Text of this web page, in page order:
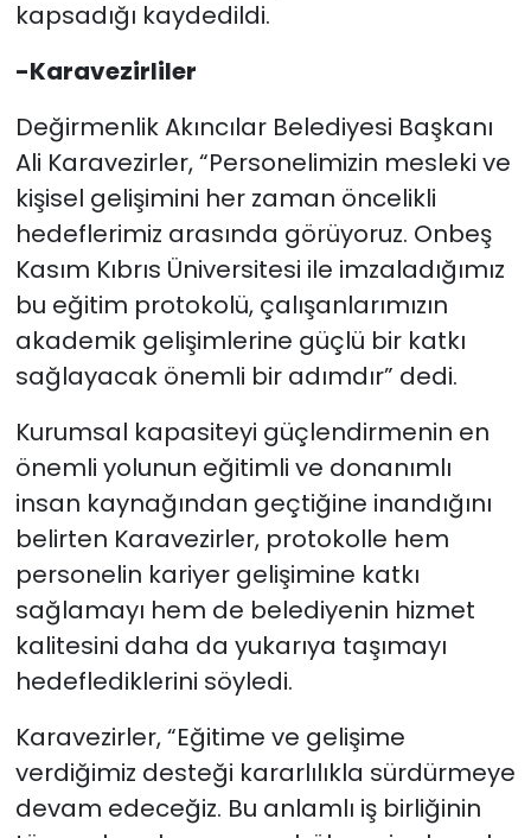
kapsadığı kaydedildi.
-Karavezirliler
Değirmenlik Akıncılar Belediyesi Başkanı
Ali Karavezirler, “Personelimizin mesleki ve
kişisel gelişimini her zaman öncelikli
hedeflerimiz arasında görüyoruz. Onbeş
Kasım Kıbrıs Üniversitesi ile imzaladığımız
bu eğitim protokolü, çalışanlarımızın
akademik gelişimlerine güçlü bir katkı
sağlayacak önemli bir adımdır” dedi.
Kurumsal kapasiteyi güçlendirmenin en
önemli yolunun eğitimli ve donanımlı
insan kaynağından geçtiğine inandığını
belirten Karavezirler, protokolle hem
personelin kariyer gelişimine katkı
sağlamayı hem de belediyenin hizmet
kalitesini daha da yukarıya taşımayı
hedeflediklerini söyledi.
Karavezirler, “Eğitime ve gelişime
verdiğimiz desteği kararlılıkla sürdürmeye
devam edeceğiz. Bu anlamlı iş birliğinin